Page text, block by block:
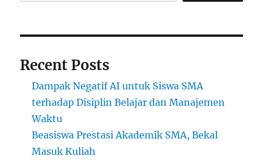
Recent Posts
Dampak Negatif AI untuk Siswa SMA
terhadap Disiplin Belajar dan Manajemen
Waktu
Beasiswa Prestasi Akademik SMA, Bekal
Masuk Kuliah